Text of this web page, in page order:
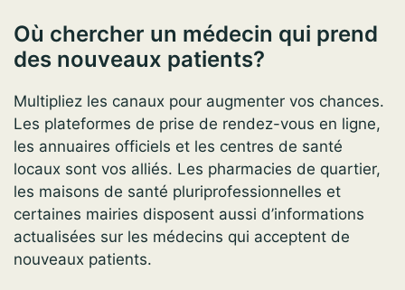
Où chercher un médecin qui prend
des nouveaux patients?
Multipliez les canaux pour augmenter vos chances.
Les plateformes de prise de rendez-vous en ligne,
les annuaires officiels et les centres de santé
locaux sont vos alliés. Les pharmacies de quartier,
les maisons de santé pluriprofessionnelles et
certaines mairies disposent aussi d’informations
actualisées sur les médecins qui acceptent de
nouveaux patients.